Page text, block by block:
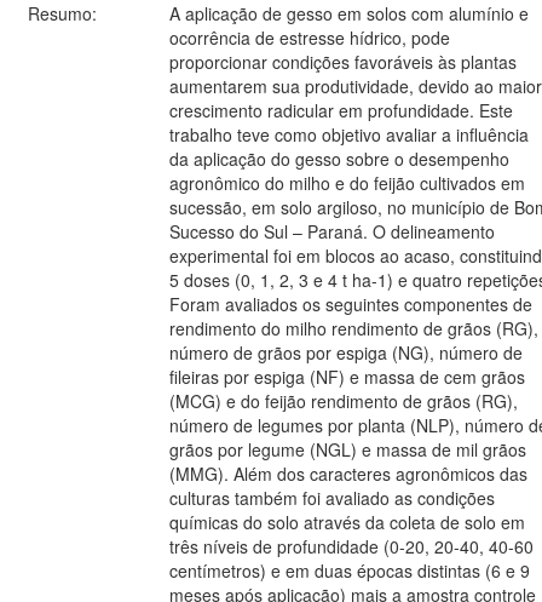
Resumo:
A aplicação de gesso em solos com alumínio e
ocorrência de estresse hídrico, pode
proporcionar condições favoráveis às plantas
aumentarem sua produtividade, devido ao maior
crescimento radicular em profundidade. Este
trabalho teve como objetivo avaliar a influência
da aplicação do gesso sobre o desempenho
agronômico do milho e do feijão cultivados em
sucessão, em solo argiloso, no município de
Sucesso do Sul – Paraná. O delineamento
experimental foi em blocos ao acaso,
5 doses (0, 1, 2, 3 e 4 t ha-1) e quatro
Foram avaliados os seguintes componentes de
rendimento do milho rendimento de grãos (RG),
número de grãos por espiga (NG), número de
fileiras por espiga (NF) e massa de cem grãos
(MCG) e do feijão rendimento de grãos (RG),
número de legumes por planta (NLP), número
grãos por legume (NGL) e massa de mil grãos
(MMG). Além dos caracteres agronômicos das
culturas também foi avaliado as condições
químicas do solo através da coleta de solo em
três níveis de profundidade (0-20, 20-40, 40-60
centímetros) e em duas épocas distintas (6 e 9
meses após aplicação) mais a amostra controle